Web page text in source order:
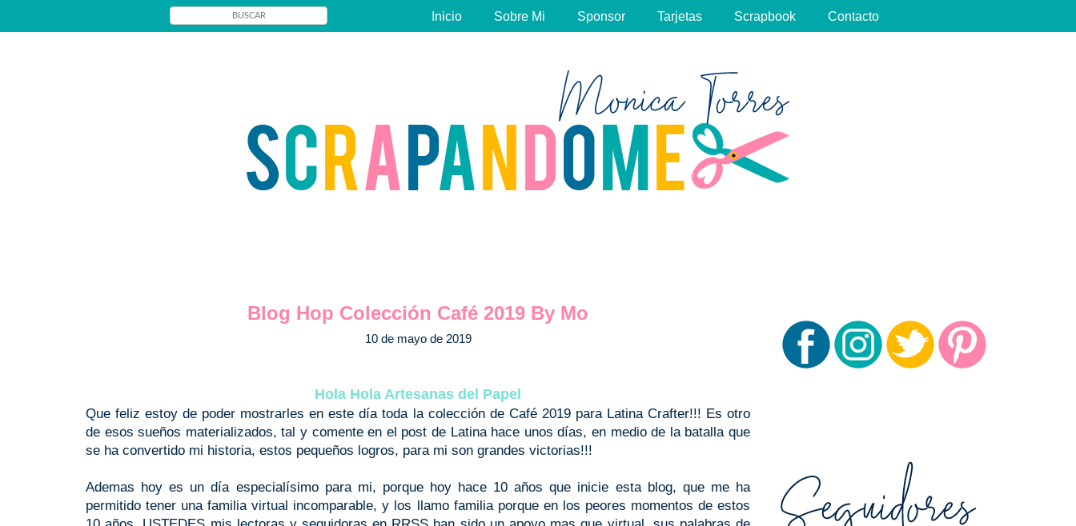
Inicio Sobre Mi Sponsor Tarjetas Scrapbook Contacto
Blog Hop Colección Café 2019 By Mo
10 de mayo de 2019
Hola Hola Artesanas del Papel
Que feliz estoy de poder mostrarles en este día toda la colección de Café 2019 para Latina Crafter!!! Es otro
de esos sueños materializados, tal y comente en el post de Latina hace unos días, en medio de la batalla que
se ha convertido mi historia, estos pequeños logros, para mi son grandes victorias!!!
Ademas hoy es un día especialísimo para mi, porque hoy hace 10 años que inicie esta blog, que me ha
permitido tener una familia virtual incomparable, y los llamo familia porque en los peores momentos de estos